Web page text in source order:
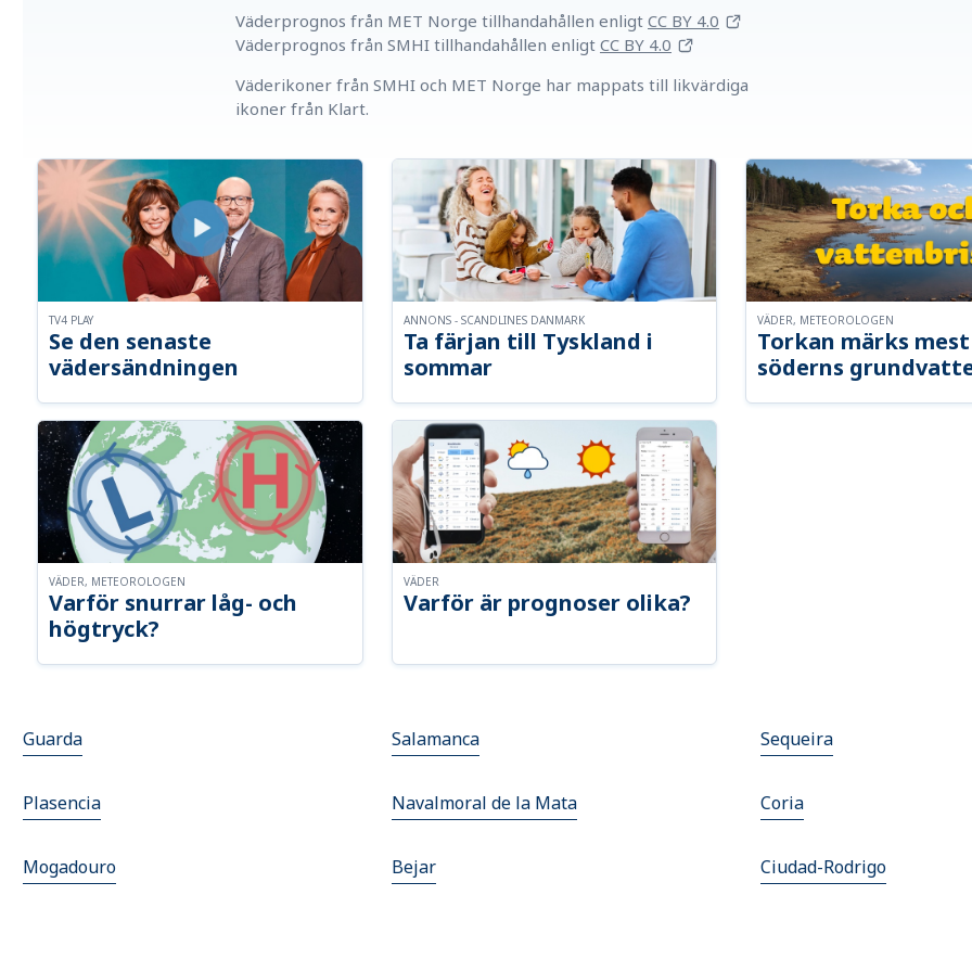
Väderprognos från MET Norge tillhandahållen enligt CC BY 4.0
Väderprognos från SMHI tillhandahållen enligt CC BY 4.0
Väderikoner från SMHI och MET Norge har mappats till likvärdiga
ikoner från Klart.
Se den senaste
vädersändningen
TV4 PLAY
Ta färjan till Tyskland i
sommar
ANNONS - SCANDLINES DANMARK
Torkan märks
söderns
VÄDER, METEOROLOGEN
Varför snurrar låg- och
högtryck?
VÄDER, METEOROLOGEN
Varför är prognoser olika?
VÄDER
Guarda Salamanca Sequeira
Plasencia Navalmoral de la Mata Coria
Mogadouro Bejar Ciudad-Rodrigo